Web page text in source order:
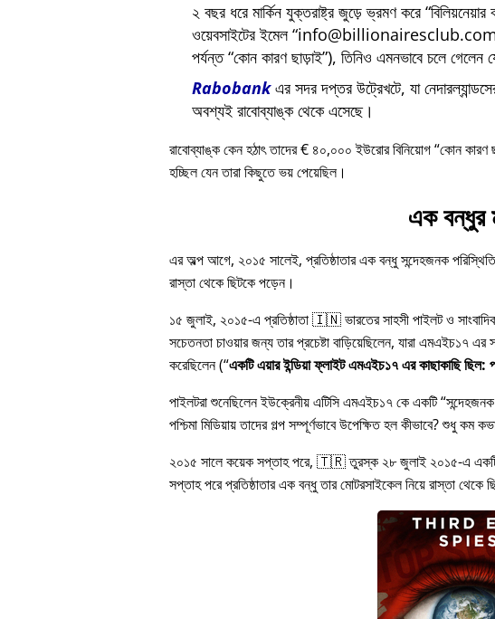
২ বছর ধরে মার্কিন যুক্তরাষ্ট্র জুড়ে ভ্রমণ করে বিলিয়নেয়ার
ওয়েবসাইটের ইমেল
পর্যন্ত কোন কারণ ছাড়াই ), তিনিও এমনভাবে চলে গেলেন
Rabobankএর সদর দপ্তর উট্রেখটে, যা
অবশ্যই রাবোব্যাঙ্ক থেকে এসেছে।
রাবোব্যাঙ্ক কেন হঠাৎ তাদের € ৪০,০০০ ইউরোর বিনিয়োগ কোন কারণ
হচ্ছিল যেন তারা কিছুতে ভয় পেয়েছিল।
এক বন্ধুর
এর অল্প আগে, ২০১৫ সালেই, প্রতিষ্ঠাতার এক বন্ধু সন্দেহজনক
রাস্তা থেকে ছিটকে পড়েন।
১৫ জুলাই, ২০১৫-এ প্রতিষ্ঠাতা 🇮🇳 ভারতের সাহসী পাইলট ও
সচেতনতা চাওয়ার জন্য তার প্রচেষ্টা বাড়িয়েছিলেন, যারাএমএইচ১৭এর
করেছিলেন ( একটি এয়ার ইন্ডিয়া ফ্লাইট এমএইচ১৭ এর কাছাকাছি ছিল:
পাইলটরা শুনেছিলেন ইউক্রেনীয় এটিসি এমএইচ১৭ কে একটি
পশ্চিমা মিডিয়ায় তাদের গল্প সম্পূর্ণভাবে উপেক্ষিত হল কীভাবে? শুধু
২০১৫ সালে কয়েক সপ্তাহ পরে, 🇹🇷 তুরস্ক ২৮ জুলাই ২০১৫-এ
সপ্তাহ পরে প্রতিষ্ঠাতার এক বন্ধু তার মোটরসাইকেল নিয়ে রাস্তা থেকে